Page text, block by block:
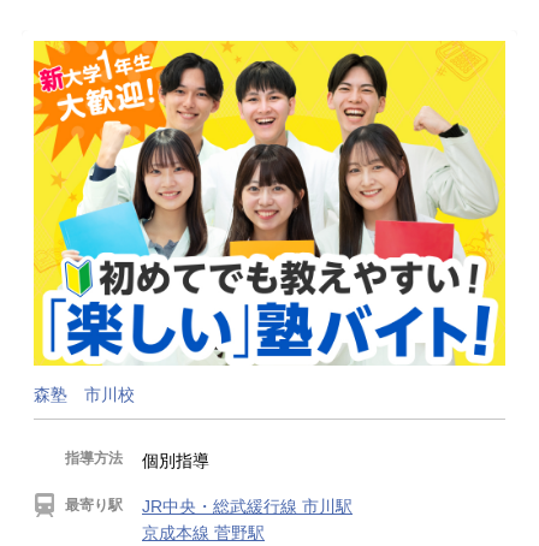
森塾 市川校
指導方法 個別指導
最寄り駅
JR中央・総武緩行線 市川駅
京成本線 菅野駅